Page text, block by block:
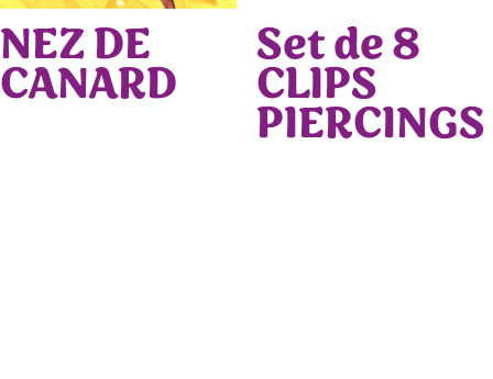
NEZ DE
CANARD
Set de 8
CLIPS
PIERCINGS